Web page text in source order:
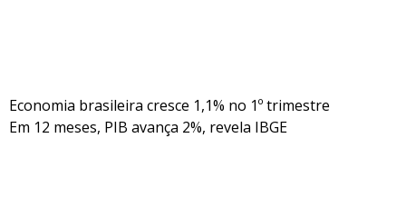
Economia brasileira cresce 1,1% no 1º trimestre
Em 12 meses, PIB avança 2%, revela IBGE